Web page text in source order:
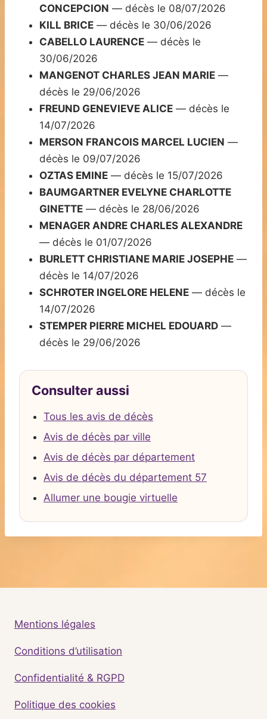
CONCEPCION — décès le 08/07/2026
KILL BRICE — décès le 30/06/2026
CABELLO LAURENCE — décès le
30/06/2026
MANGENOT CHARLES JEAN MARIE —
décès le 29/06/2026
FREUND GENEVIEVE ALICE — décès le
14/07/2026
MERSON FRANCOIS MARCEL LUCIEN —
décès le 09/07/2026
OZTAS EMINE — décès le 15/07/2026
BAUMGARTNER EVELYNE CHARLOTTE
GINETTE — décès le 28/06/2026
MENAGER ANDRE CHARLES ALEXANDRE
— décès le 01/07/2026
BURLETT CHRISTIANE MARIE JOSEPHE —
décès le 14/07/2026
SCHROTER INGELORE HELENE — décès le
14/07/2026
STEMPER PIERRE MICHEL EDOUARD —
décès le 29/06/2026
Consulter aussi
Tous les avis de décès
Avis de décès par ville
Avis de décès par département
Avis de décès du département 57
Allumer une bougie virtuelle
Mentions légales
Conditions d’utilisation
Confidentialité & RGPD
Politique des cookies